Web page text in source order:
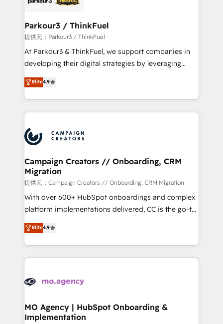
companies scale faster and smarter. 🔹 BOOMS:
Demand generation for all your buyers With BOOMS,
you invest in 100% of your buyers, accelerating your
growth and positioning yourself as an undisputed
transformation process A methodology designed to
implement HubSpot effectively and optimize your
record of business transformation, our growth-first
approach has helped brands dominate their
Parkour3 / ThinkFuel
提供元：Parkour3 / ThinkFuel
At Parkour3 & ThinkFuel, we support companies in
developing their digital strategies by leveraging
technologies and automating their marketing and
sales processes to generate growth. Our offer spans
from Strategy to Operations. We specialize in CRM
onboarding and implementation, web design, sales
extensive experience working with tech companies
and manufacturers since 2002, we are committed to
empowering our clients and developing their
autonomy. Get to grips with HubSpot through
guided implementation and seamless integration of
the CRM platform into your digital ecosystem. Would
you like support in deploying your inbound
to your needs and sales objectives. With 125+
certifications, we are part of the most certified
services are offered in both English & French.
Elite4.9
Campaign Creators // Onboarding, CRM
Migration
提供元：Campaign Creators // Onboarding, CRM Migration
With over 600+ HubSpot onboardings and complex
platform implementations delivered, CC is the go-to
Elite Solutions Partner for businesses ready to
migrate, replatform, and scale smarter. We specialize
in high-impact CRM and CMS migrations and
onboarding from platforms like Salesforce, NetSuite,
WordPress and legacy CRMs, turning fragmented
architectures that accelerate revenue operations and
performance. - Multi-object CRM migration, cleanup,
Elite4.9
MO Agency | HubSpot Onboarding &
Implementation